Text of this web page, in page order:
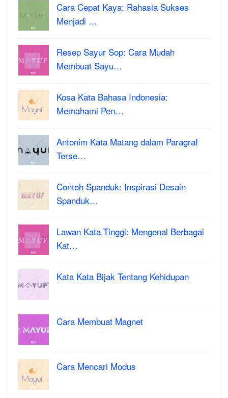
Cara Cepat Kaya: Rahasia Sukses
Menjadi …
Resep Sayur Sop: Cara Mudah
Membuat Sayu…
Kosa Kata Bahasa Indonesia:
Memahami Pen…
Antonim Kata Matang dalam Paragraf
Terse…
Contoh Spanduk: Inspirasi Desain
Spanduk…
Lawan Kata Tinggi: Mengenal Berbagai
Kat…
Kata Kata Bijak Tentang Kehidupan
Cara Membuat Magnet
Cara Mencari Modus